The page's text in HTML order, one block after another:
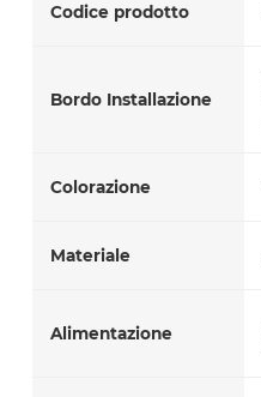
Codice prodotto
Bordo Installazione
Colorazione
Materiale
Alimentazione